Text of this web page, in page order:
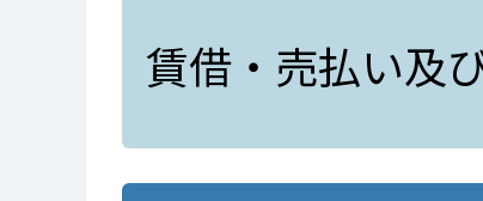
賃借・売払い及